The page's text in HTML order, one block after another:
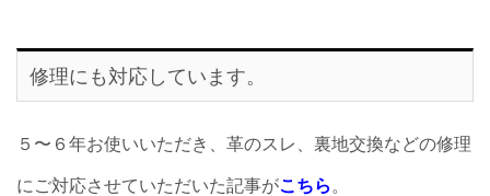
修理にも対応しています。
５〜６年お使いいただき、革のスレ、裏地交換などの修理
にご対応させていただいた記事がこちら 。